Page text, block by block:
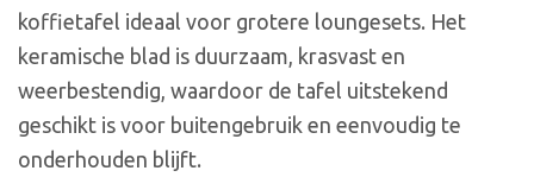
koffietafel ideaal voor grotere loungesets. Het
keramische blad is duurzaam, krasvast en
weerbestendig, waardoor de tafel uitstekend
geschikt is voor buitengebruik en eenvoudig te
onderhouden blijft.